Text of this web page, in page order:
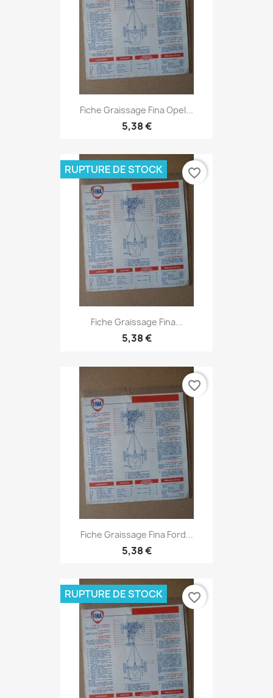
Fiche Graissage Fina Opel...
5,38 €
Fiche Graissage Fina...
5,38 €
RUPTURE DE STOCK favorite_border
Fiche Graissage Fina Ford...
5,38 €
favorite_border
RUPTURE DE STOCK favorite_border